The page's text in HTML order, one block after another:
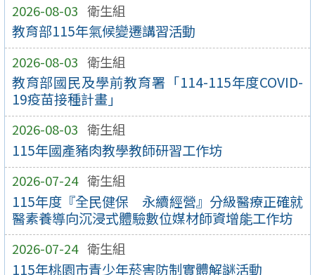
2026-08-03 衛生組
教育部115年氣候變遷講習活動
2026-08-03 衛生組
教育部國民及學前教育署「114-115年度COVID-
19疫苗接種計畫」
2026-08-03 衛生組
115年國產豬肉教學教師研習工作坊
2026-07-24 衛生組
115年度『全民健保 永續經營』分級醫療正確就
醫素養導向沉浸式體驗數位媒材師資增能工作坊
2026-07-24 衛生組
115年桃園市青少年菸害防制實體解謎活動